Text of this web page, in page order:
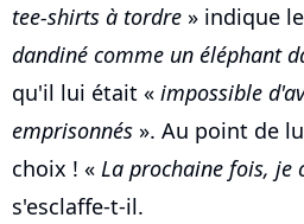
tee-shirts à tordre » indique
dandiné comme un éléphant
qu'il lui était « impossible
emprisonnés ». Au point de
choix ! « La prochaine fois, je
s'esclaffe-t-il.